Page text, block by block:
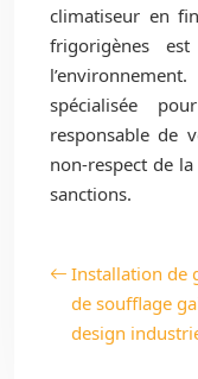
climatiseur en
frigorigènes
spécialisée
responsable de
non-respect de
sanctions.
Installation de
de soufflage
design